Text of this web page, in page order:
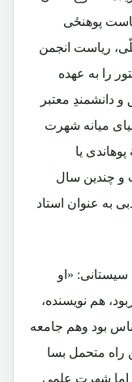
پوهنځی
ریاست انجمن
را به عهده
دانشمندِ معتبر
میانه شهرت
یا
و چندین سال
به عنوان استاد
سیستانی: «او
هم نویسنده،
بود وهم جامعه
راه متحمل بسا
اما شهرت علمی